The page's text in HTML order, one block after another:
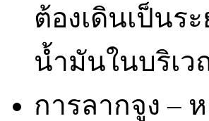
ต้องเดินเป็นร
น้ำมันในบริเว
การลากจูง –